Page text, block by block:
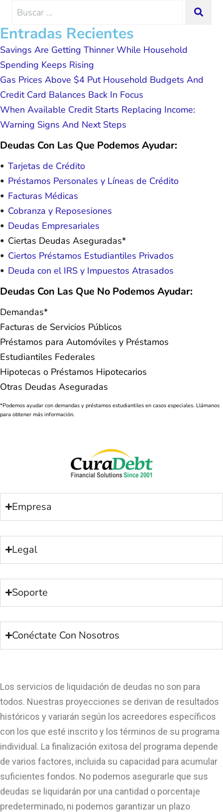
possible because of J Miller, and I am
Search
Entradas Recientes
Savings Are Getting Thinner While Household
Spending Keeps Rising
Gas Prices Above $4 Put Household Budgets And
Credit Card Balances Back In Focus
When Available Credit Starts Replacing Income:
Warning Signs And Next Steps
Deudas Con Las Que Podemos Ayudar:
Tarjetas de Crédito
Préstamos Personales y Líneas de Crédito
Facturas Médicas
Cobranza y Reposesiones
Deudas Empresariales
Ciertas Deudas Aseguradas*
Ciertos Préstamos Estudiantiles Privados
Deuda con el IRS y Impuestos Atrasados
Deudas Con Las Que No Podemos Ayudar:
Demandas*
Facturas de Servicios Públicos
Préstamos para Automóviles y Préstamos
Estudiantiles Federales
Hipotecas o Préstamos Hipotecarios
Otras Deudas Aseguradas
*Podemos ayudar con demandas y préstamos estudiantiles en casos especiales. Llámanos
para obtener más información.
Empresa
Legal
Soporte
Conéctate Con Nosotros
Los servicios de liquidación de deudas no son para
todos. Nuestras proyecciones se derivan de resultados
históricos y variarán según los acreedores específicos
con los que esté inscrito y los términos de su programa
individual. La finalización exitosa del programa depende
de varios factores, incluida su capacidad para acumular
suficientes fondos. No podemos asegurarle que sus
deudas se liquidarán por una cantidad o porcentaje
predeterminado, ni podemos garantizar un plazo